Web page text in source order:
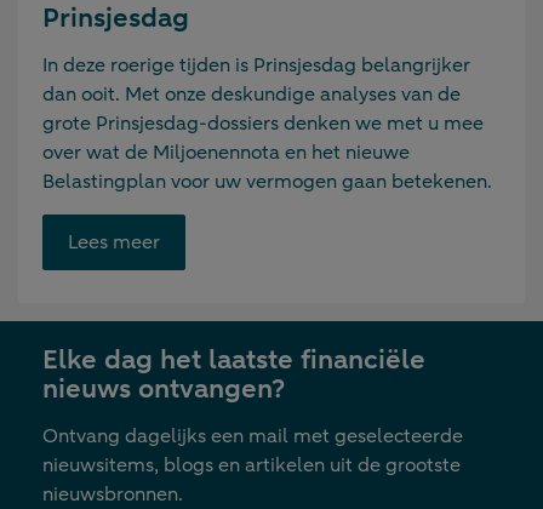
Prinsjesdag
In deze roerige tijden is Prinsjesdag belangrijker
dan ooit. Met onze deskundige analyses van de
grote Prinsjesdag-dossiers denken we met u mee
over wat de Miljoenennota en het nieuwe
Belastingplan voor uw vermogen gaan betekenen.
Lees meerOpent
link
nieuwe
tab
Elke dag het laatste financiële
nieuws ontvangen?
Ontvang dagelijks een mail met geselecteerde
nieuwsitems, blogs en artikelen uit de grootste
nieuwsbronnen.